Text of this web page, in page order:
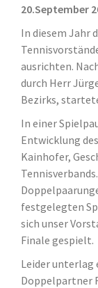
20.September
In diesem Jahr
ausrichten.
durch Herr
Bezirks,
In einer
Entwicklung
Kainhofer,
festgelegten
sich unser
Finale gespielt.
Leider unterlag
Doppelpartner